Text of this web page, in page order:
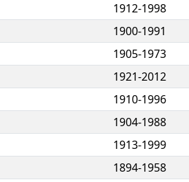
1912-1998
1900-1991
1905-1973
1921-2012
1910-1996
1904-1988
1913-1999
1894-1958